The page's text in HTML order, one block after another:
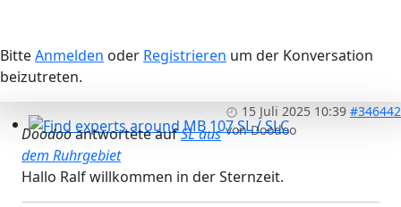
Find experts around MB 107 SL / SLC
BitteAnmelden oder Registrieren um der Konversation
beizutreten.
15 Juli 2025 10:39 #346442
vonDoodoo
Doodooantwortete aufSL aus
dem Ruhrgebiet
Hallo Ralf willkommen in der Sternzeit.